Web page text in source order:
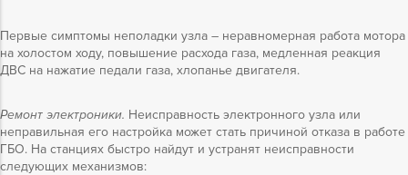
Первые симптомы неполадки узла – неравномерная работа мотора
на холостом ходу, повышение расхода газа, медленная реакция
ДВС на нажатие педали газа, хлопанье двигателя.
Ремонт электроники. Неисправность электронного узла или
неправильная его настройка может стать причиной отказа в работе
ГБО. На станциях быстро найдут и устранят неисправности
следующих механизмов: